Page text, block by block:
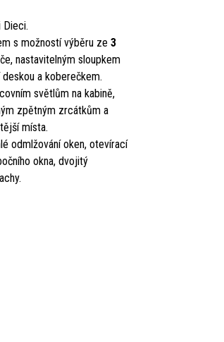
Dieci.
s možností výběru ze 3
nastavitelným sloupkem
a koberečkem.
světlům na kabině,
zpětným zrcátkům a
místa.
odmlžování oken, otevírací
okna, dvojitý